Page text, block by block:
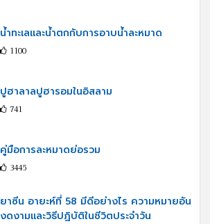
น้ำทะเลและน้ำตกกับการอาบน้ำละหมาด
1100
ปูฮาลาลปูฮารอมในอิสลาม
741
คู่มือการละหมาดย่อรวม
3445
ยาซีน อายะห์ที่ 58 มีดีอย่างไร ความหมายอัน
งดงามและวิธีปฏิบัติในชีวิตประจำวัน